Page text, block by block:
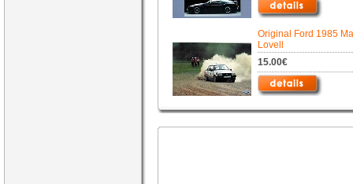
Original Ford 1985
Lovell
15.00€